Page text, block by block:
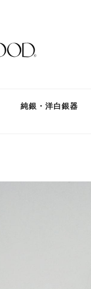
純銀・洋白銀器